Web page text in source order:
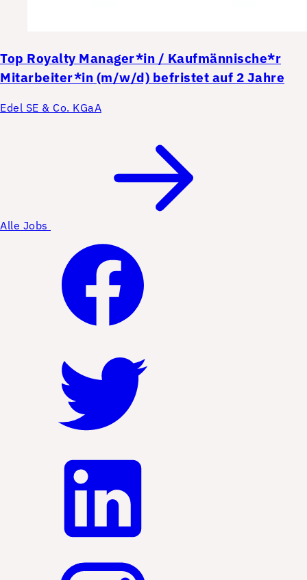
Top Royalty Manager*in / Kaufmännische*r
Mitarbeiter*in (m/w/d) befristet auf 2 Jahre
Edel SE & Co. KGaA
Alle Jobs